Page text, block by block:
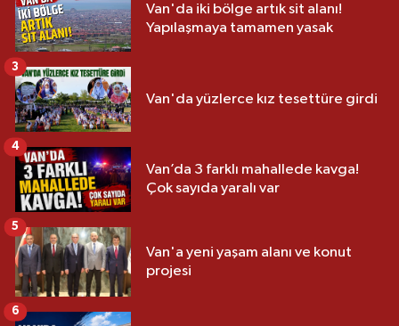
Van'da iki bölge artık sit alanı!
Yapılaşmaya tamamen yasak
Van'da yüzlerce kız tesettüre girdi
3
Van’da 3 farklı mahallede kavga!
Çok sayıda yaralı var
4
Van'a yeni yaşam alanı ve konut
projesi
5
6